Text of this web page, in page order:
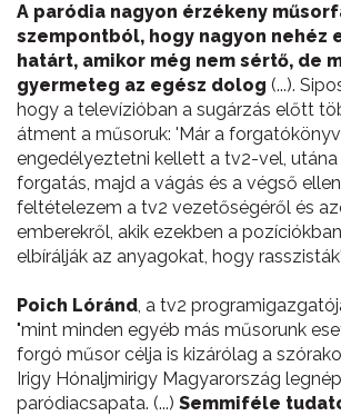
A paródia nagyon érzékeny
szempontból, hogy nagyon nehéz
határt, amikor még nem sértő, de
gyermeteg az egész dolog (...).
hogy a televízióban a sugárzás előtt
átment a műsoruk: 'Már a
engedélyeztetni kellett a tv2-vel,
forgatás, majd a vágás és a végső
feltételezem a tv2 vezetőségéről és
emberekről, akik ezekben a
elbírálják az anyagokat, hogy
Poich Lóránd, a tv2
"mint minden egyéb más műsorunk
forgó műsor célja is kizárólag a
Irigy Hónaljmirigy Magyarország
paródiacsapata. (...) Semmiféle